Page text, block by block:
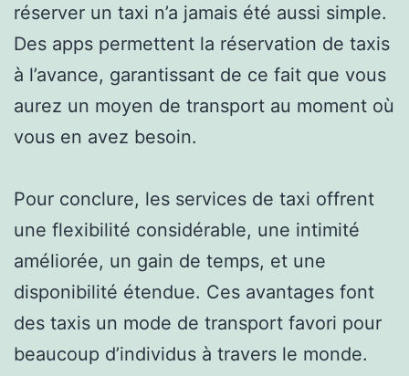
réserver un taxi n’a jamais été aussi simple.
Des apps permettent la réservation de taxis
à l’avance, garantissant de ce fait que vous
aurez un moyen de transport au moment où
vous en avez besoin.
Pour conclure, les services de taxi offrent
une flexibilité considérable, une intimité
améliorée, un gain de temps, et une
disponibilité étendue. Ces avantages font
des taxis un mode de transport favori pour
beaucoup d’individus à travers le monde.